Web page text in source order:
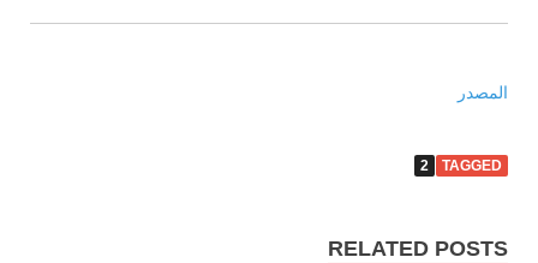
المصدر
TAGGED
2
RELATED POSTS